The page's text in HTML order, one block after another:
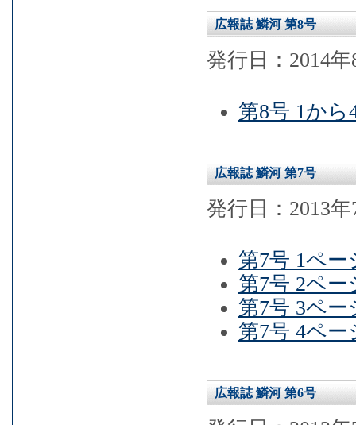
広報誌 鱗河 第8号
発行日：2014年
第8号 1から
広報誌 鱗河 第7号
発行日：2013年
第7号 1ペー
第7号 2ペー
第7号 3ペー
第7号 4ペー
広報誌 鱗河 第6号